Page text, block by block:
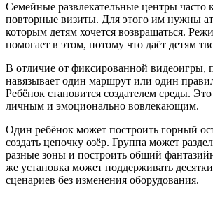
Семейные развлекательные центры часто
повторные визиты. Для этого им нужны
которым детям хочется возвращаться.
помогает в этом, потому что даёт детям
В отличие от фиксированной видеоигры,
навязывает один маршрут или один
Ребёнок становится создателем среды.
личным и эмоционально вовлекающим.
Один ребёнок может построить горный
создать цепочку озёр. Группа может
разные зоны и построить общий
же установка может поддерживать
сценариев без изменения оборудования.